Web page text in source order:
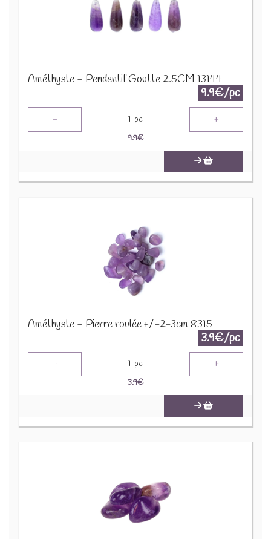
Améthyste - Pendentif Goutte 2.5CM 13144
9.9€/pc
- 1 pc +
9.9€
Améthyste - Pierre roulée +/-2-3cm 8315
3.9€/pc
- 1 pc +
3.9€